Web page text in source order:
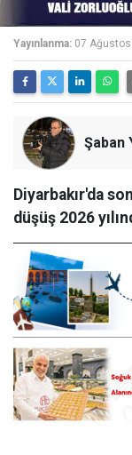
Yayınlanma: 07
Şaban
Diyarbakır'da
düşüş 2026